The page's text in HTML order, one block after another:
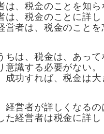
は、税金のことを知ら
は、税金のことに詳し
営者は、税金のこと
ちは、税金は、あっ
意識する必要がない。
成功すれば、税金は
経営者が詳しくなる
た経営者は税金に詳